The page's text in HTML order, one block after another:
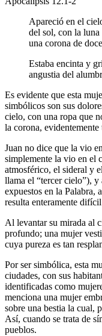
Apareció en el
del sol, con la luna
una corona de
Estaba encinta y
angustia del
Es evidente que esta
simbólicos son sus
cielo, con una ropa que
la corona,
Juan no dice que la vio
simplemente la vio en el
atmosférico, el sideral y
llama el “tercer cielo”), y
expuestos en la Palabra,
resulta enteramente
Al levantar su mirada al
profundo; una mujer
cuya pureza es tan
Por ser simbólica, esta
ciudades, con sus
identificadas como
menciona una mujer
sobre una bestia la cual,
Así, cuando se trata de
pueblos.